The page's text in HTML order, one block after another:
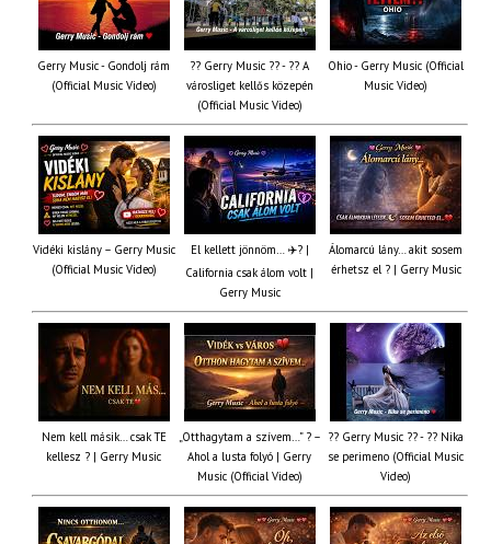
Gerry Music - Gondolj rám
(Official Music Video)
?? Gerry Music ?? - ?? A
városliget kellős közepén
(Official Music Video)
Ohio - Gerry Music (Official
Music Video)
Vidéki kislány – Gerry Music
(Official Music Video)
El kellett jönnöm… ✈️? |
California csak álom volt |
Gerry Music
Álomarcú lány… akit sosem
érhetsz el ? | Gerry Music
Nem kell másik… csak TE
kellesz ? | Gerry Music
„Otthagytam a szívem…” ? –
Ahol a lusta folyó | Gerry
Music (Official Video)
?? Gerry Music ?? - ?? Nika
se perimeno (Official Music
Video)